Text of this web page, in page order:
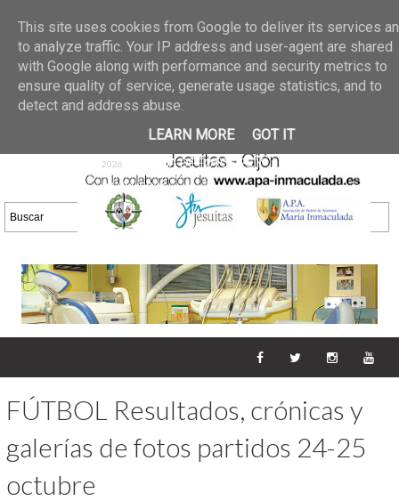
02 jun 2026
GALERIA DE FOTOS
30/05/2026
25 may 2026
GALERIA
DE FOTOS 23/05/2026
20 may
2026
GALERIA DE FOTOS
16/05/2026
DE FOTOS 09/05/2026
28 abr
2026
GALERIA DE FOTOS 25 Y
26/04/2026
FÚTBOL Resultados, crónicas y
galerías de fotos partidos 24-25
octubre
This site uses cookies from Google to deliver its services
to analyze traffic. Your IP address and user-agent are shared
with Google along with performance and security metrics to
ensure quality of service, generate usage statistics, and to
detect and address abuse.
LEARN MORE
GOT IT